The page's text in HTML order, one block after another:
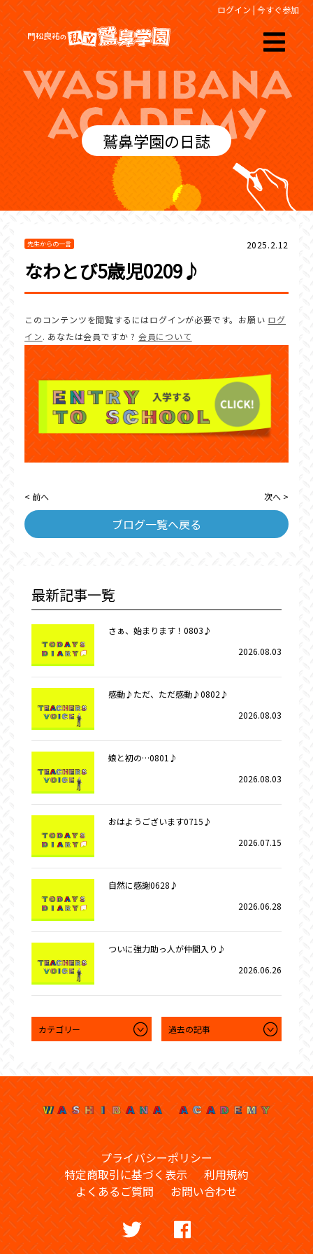
ログイン | 今すぐ参加
鷲鼻学園の日誌
先生からの一言 2025.2.12
なわとび5歳児0209♪
このコンテンツを閲覧するにはログインが必要です。お願い ログ
イン. あなたは会員ですか ? 会員について
< 前へ
ブログ一覧へ戻る
次へ >
最新記事一覧
さぁ、始まります！0803♪
2026.08.03
感動♪ただ、ただ感動♪0802♪
2026.08.03
娘と初の…0801♪
2026.08.03
おはようございます0715♪
2026.07.15
自然に感謝0628♪
2026.06.28
ついに強力助っ人が仲間入り♪
2026.06.26
プライバシーポリシー
特定商取引に基づく表示
利用規約
よくあるご質問
お問い合わせ